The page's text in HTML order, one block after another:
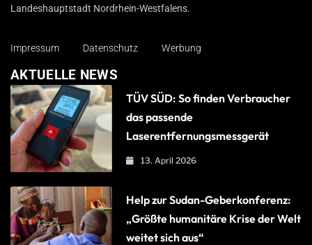
Landeshauptstadt Nordrhein-Westfalens.
Impressum Datenschutz Werbung
AKTUELLE NEWS
TÜV SÜD: So finden Verbraucher
das passende
Laserentfernungsmessgerät
13. April 2026
Help zur Sudan-Geberkonferenz:
„Größte humanitäre Krise der Welt
weitet sich aus“